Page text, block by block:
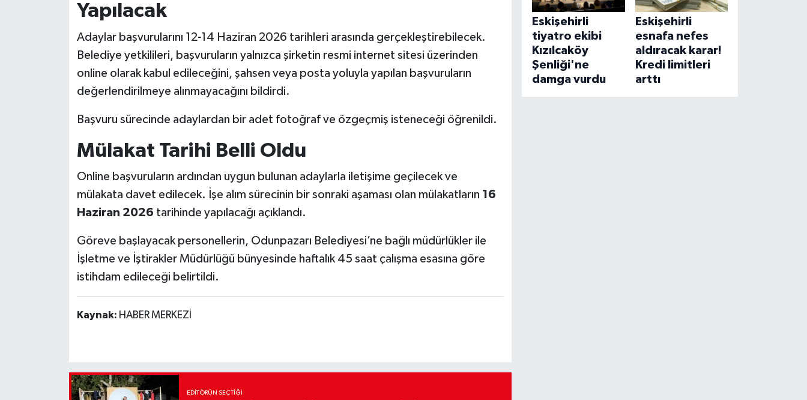
Yapılacak
Adaylar başvurularını 12-14 Haziran 2026 tarihleri arasında gerçekleştirebilecek.
Belediye yetkilileri, başvuruların yalnızca şirketin resmi internet sitesi üzerinden
online olarak kabul edileceğini, şahsen veya posta yoluyla yapılan başvuruların
değerlendirilmeye alınmayacağını bildirdi.
Başvuru sürecinde adaylardan bir adet fotoğraf ve özgeçmiş isteneceği öğrenildi.
Mülakat Tarihi Belli Oldu
Online başvuruların ardından uygun bulunan adaylarla iletişime geçilecek ve
mülakata davet edilecek. İşe alım sürecinin bir sonraki aşaması olan mülakatların 16
Haziran 2026 tarihinde yapılacağı açıklandı.
Göreve başlayacak personellerin, Odunpazarı Belediyesi’ne bağlı müdürlükler ile
İşletme ve İştirakler Müdürlüğü bünyesinde haftalık 45 saat çalışma esasına göre
istihdam edileceği belirtildi.
Kaynak: HABER MERKEZİ
EDITÖRÜN SEÇTIĞI
Eskişehirli
tiyatro ekibi
Kızılcaköy
Şenliği'ne
damga vurdu
Eskişehirli
esnafa nefes
aldıracak karar!
Kredi limitleri
arttı